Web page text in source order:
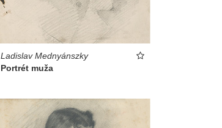
Ladislav Mednyánszky
Portrét muža